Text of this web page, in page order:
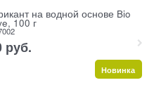
на водной основе Bio
100 г
руб.
Новинка